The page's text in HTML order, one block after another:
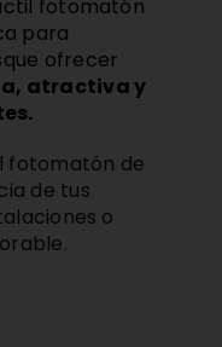
fotomatón
para
ofrecer
atractiva y
fotomatón de
de tus
o